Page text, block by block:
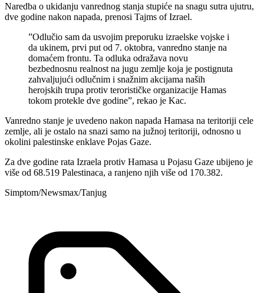
Naredba o ukidanju vanrednog stanja stupiće na snagu sutra ujutru,
dve godine nakon napada, prenosi Tajms of Izrael.
”Odlučio sam da usvojim preporuku izraelske vojske i
da ukinem, prvi put od 7. oktobra, vanredno stanje na
domaćem frontu. Ta odluka odražava novu
bezbednosnu realnost na jugu zemlje koja je postignuta
zahvaljujući odlučnim i snažnim akcijama naših
herojskih trupa protiv terorističke organizacije Hamas
tokom protekle dve godine”, rekao je Kac.
Vanredno stanje je uvedeno nakon napada Hamasa na teritoriji cele
zemlje, ali je ostalo na snazi samo na južnoj teritoriji, odnosno u
okolini palestinske enklave Pojas Gaze.
Za dve godine rata Izraela protiv Hamasa u Pojasu Gaze ubijeno je
više od 68.519 Palestinaca, a ranjeno njih više od 170.382.
Simptom/Newsmax/Tanjug